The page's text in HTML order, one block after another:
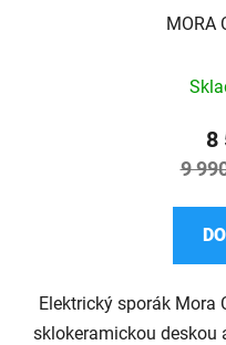
MORA
8
9
Elektrický sporák Mora
sklokeramickou